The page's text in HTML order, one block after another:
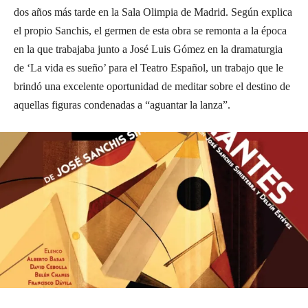
dos años más tarde en la Sala Olimpia de Madrid. Según explica
el propio Sanchis, el germen de esta obra se remonta a la época
en la que trabajaba junto a José Luis Gómez en la dramaturgia
de ‘La vida es sueño’ para el Teatro Español, un trabajo que le
brindó una excelente oportunidad de meditar sobre el destino de
aquellas figuras condenadas a “aguantar la lanza”.